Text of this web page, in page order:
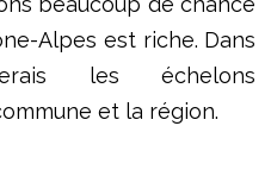
Alpes est riche. Dans
les échelons
et la région.